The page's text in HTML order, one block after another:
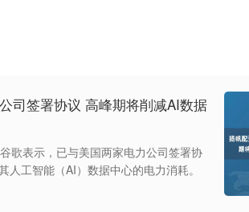
司签署协议 高峰期将削减AI数据
歌表示，已与美国两家电力公司签署协
工智能（AI）数据中心的电力消耗。